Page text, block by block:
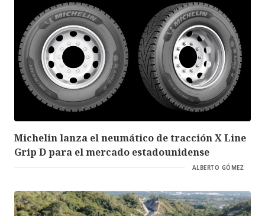
Michelin lanza el neumático de tracción X Line
Grip D para el mercado estadounidense
ALBERTO GÓMEZ